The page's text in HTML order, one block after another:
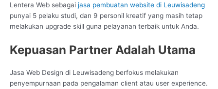
Lentera Web sebagai jasa pembuatan website di Leuwisadeng
punyai 5 pelaku studi, dan 9 personil kreatif yang masih tetap
melakukan upgrade skill guna pelayanan terbaik untuk Anda.
Kepuasan Partner Adalah Utama
Jasa Web Design di Leuwisadeng berfokus melakukan
penyempurnaan pada pengalaman client atau user experience.